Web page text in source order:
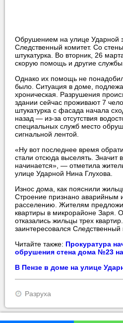
Обрушением на улице Ударной
Следственный комитет. Со
штукатурка. Во вторник, 26
скорую помощь и другие службы.
Однако их помощь не
было. Ситуация в доме,
хроническая. Разрушения
здании сейчас проживают 7
штукатурка с фасада начала
назад — из-за отсутствия
специальных служб место
сигнальной лентой.
«Ну вот последнее время
стали отсюда выселять. Значит
начинается», — отметила
улице Ударной Нина Глухова.
Износ дома, как пояснили
Строение признано аварийным
расселению. Жителям
квартиры в микрорайоне Заря.
отказались жильцы трех
заинтересовался Cледственный
Читайте также: Прокуратура
обрушения стена дома №23
В Пензе в доме на улице
Разруха